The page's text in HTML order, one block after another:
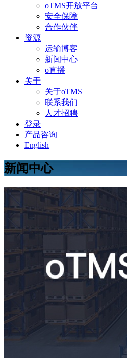
oTMS开放平台
安全保障
合作伙伴
资源
运输博客
新闻中心
o直播
关于
关于oTMS
联系我们
人才招聘
登录
产品咨询
English
新闻中心